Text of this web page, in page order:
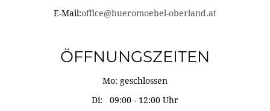
E-Mail:office@bueromoebel-oberland.at
ÖFFNUNGSZEITEN
Mo: geschlossen
Di: 09:00 - 12:00 Uhr